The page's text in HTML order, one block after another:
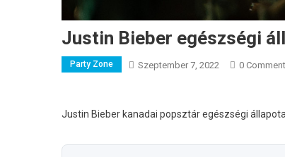
Justin Bieber egészségi
Party Zone Szeptember 7, 2022 0
Justin Bieber kanadai popsztár egészségi